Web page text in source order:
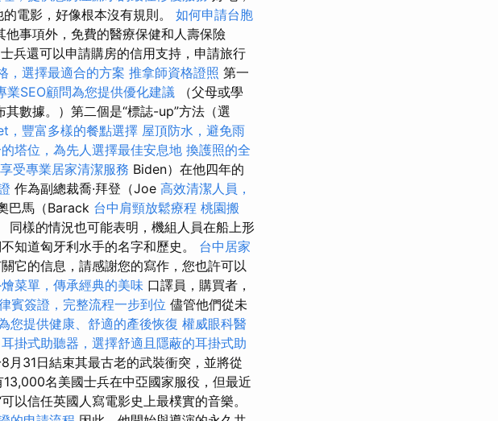
電影，好像根本沒有規則。 如何申請台胞
事項外，免費的醫療保健和人壽保險
兵還可以申請購房的信用支持，申請旅行
，選擇最適合的方案 推拿師資格證照 第一
業SEO顧問為您提供優化建議 （父母或學
數據。）第二個是“標誌-up”方法（選
，豐富多樣的餐點選擇 屋頂防水，避免雨
塔位，為先人選擇最佳安息地 換護照的全
受專業居家清潔服務 Biden）在他四年的
作為副總裁喬·拜登（Joe 高效清潔人員，
巴馬（Barack 台中肩頸放鬆療程 桃園搬
同樣的情況也可能表明，機組人員在船上形
知道匈牙利水手的名字和歷史。 台中居家
它的信息，請感謝您的寫作，您也許可以
菜單，傳承經典的美味 口譯員，購買者，
賓簽證，完整流程一步到位 儘管他們從未
您提供健康、舒適的產後恢復 權威眼科醫
耳掛式助聽器，選擇舒適且隱蔽的耳掛式助
月31日結束其最古老的武裝衝突，並將從
13,000名美國士兵在中亞國家服役，但最近
以信任英國人寫電影史上最樸實的音樂。